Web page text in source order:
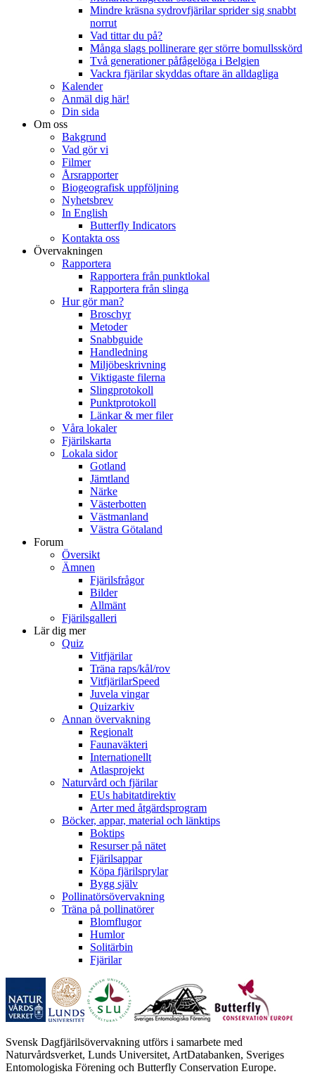
Mindre kräsna sydrovfjärilar sprider sig snabbt
norrut
Vad tittar du på?
Många slags pollinerare ger större bomullsskörd
Två generationer påfågelöga i Belgien
Vackra fjärilar skyddas oftare än alldagliga
Kalender
Anmäl dig här!
Din sida
Om oss
Bakgrund
Vad gör vi
Filmer
Årsrapporter
Biogeografisk uppföljning
Nyhetsbrev
In English
Butterfly Indicators
Kontakta oss
Övervakningen
Rapportera
Rapportera från punktlokal
Rapportera från slinga
Hur gör man?
Broschyr
Metoder
Snabbguide
Handledning
Miljöbeskrivning
Viktigaste filerna
Slingprotokoll
Punktprotokoll
Länkar & mer filer
Våra lokaler
Fjärilskarta
Lokala sidor
Gotland
Jämtland
Närke
Västerbotten
Västmanland
Västra Götaland
Forum
Översikt
Ämnen
Fjärilsfrågor
Bilder
Allmänt
Fjärilsgalleri
Lär dig mer
Quiz
Vitfjärilar
Träna raps/kål/rov
VitfjärilarSpeed
Juvela vingar
Quizarkiv
Annan övervakning
Regionalt
Faunaväkteri
Internationellt
Atlasprojekt
Naturvård och fjärilar
EUs habitatdirektiv
Arter med åtgärdsprogram
Böcker, appar, material och länktips
Boktips
Resurser på nätet
Fjärilsappar
Köpa fjärilsprylar
Bygg själv
Pollinatörsövervakning
Träna på pollinatörer
Blomflugor
Humlor
Solitärbin
Fjärilar
Svensk Dagfjärilsövervakning utförs i samarbete med
Naturvårdsverket, Lunds Universitet, ArtDatabanken, Sveriges
Entomologiska Förening och Butterfly Conservation Europe.